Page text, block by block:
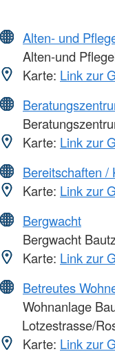
Alten- und
Alten-und
Karte: Link zur
Karte: Link zur
Bereitschaften /
Karte: Link zur
Bergwacht
Bergwacht
Karte: Link zur
Betreutes
Wohnanlage
Lotzestrasse/
Karte: Link zur